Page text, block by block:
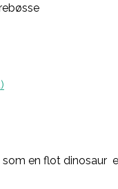
en flot dinosaur 